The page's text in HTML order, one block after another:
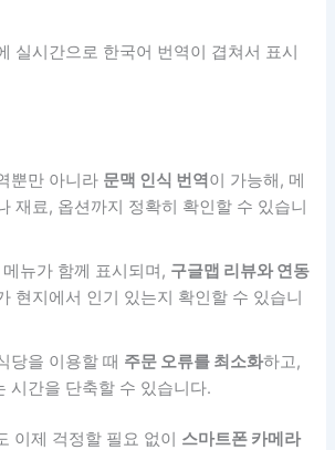
실시간으로 한국어 번역이 겹쳐서 표시
뿐만 아니라 문맥 인식 번역 이 가능해, 메
재료, 옵션까지 정확히 확인할 수 있습니
뉴가 함께 표시되며, 구글맵 리뷰와 연동
현지에서 인기 있는지 확인할 수 있습니
당을 이용할 때 주문 오류를 최소화하고,
시간을 단축할 수 있습니다.
이제 걱정할 필요 없이 스마트폰 카메라